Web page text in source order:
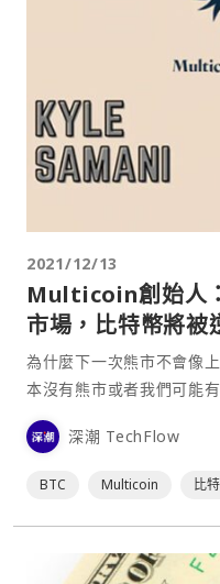
2021/12/13
Multicoin創始人
市場，比特幣將被
為什麼下一次熊市不會像
本沒有熊市或者我們可能
態，這取決於您的看法。 從廣義上說，加密貨幣有兩個群
體，分別是貨幣加密和技
深潮 TechFlow
BTC Multicoin 比